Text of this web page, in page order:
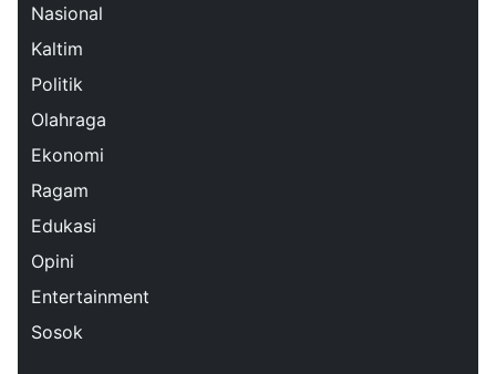
Nasional
Kaltim
Politik
Olahraga
Ekonomi
Ragam
Edukasi
Opini
Entertainment
Sosok